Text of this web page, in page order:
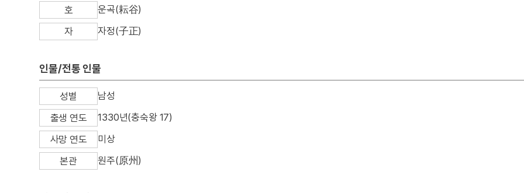
호
운곡(耘谷)
자
자정(子正)
인물/전통 인물
성별
남성
출생 연도
1330년(충숙왕 17)
사망 연도
미상
본관
원주(原州)